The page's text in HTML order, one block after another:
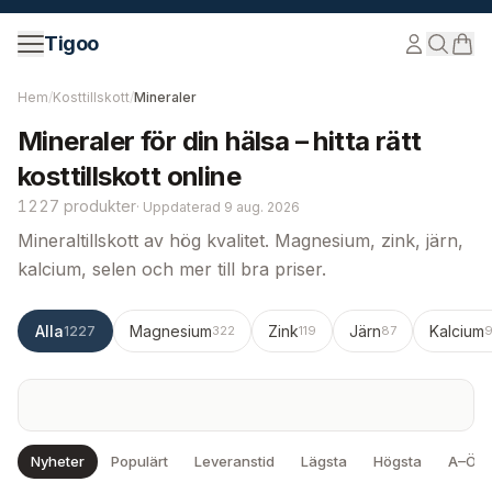
Hoppa till innehåll
Tigoo
Hem/Kosttillskott/Mineraler
Mineraler för din hälsa – hitta rätt
kosttillskott online
1227 produkter· Uppdaterad 9 aug. 2026
Mineraltillskott av hög kvalitet. Magnesium, zink, järn,
kalcium, selen och mer till bra priser.
Alla1227 Magnesium322 Zink119 Järn87 Kalcium
Nyheter Populärt Leveranstid Lägsta Högsta A–Ö